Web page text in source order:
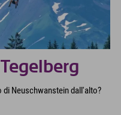
di Neuschwanstein dall'alto?